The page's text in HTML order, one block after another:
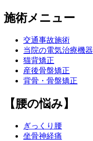
施術メニュー
交通事故施術
当院の電気治療機器
猫背矯正
産後骨盤矯正
背骨・骨盤矯正
【腰の悩み】
ぎっくり腰
坐骨神経痛